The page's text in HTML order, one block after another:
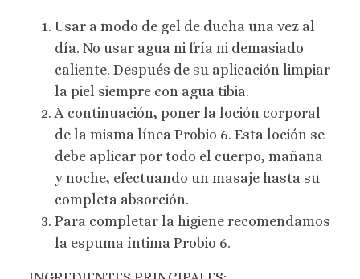
Usar a modo de gel de ducha una vez al
día. No usar agua ni fría ni demasiado
caliente. Después de su aplicación limpiar
la piel siempre con agua tibia.
A continuación, poner la loción corporal
de la misma línea Probio 6. Esta loción se
debe aplicar por todo el cuerpo, mañana
y noche, efectuando un masaje hasta su
completa absorción.
Para completar la higiene recomendamos
la espuma íntima Probio 6.